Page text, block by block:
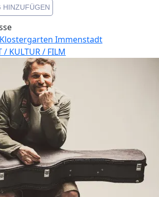
HINZUFÜGEN
Immenstadt
/ KULTUR / FILM